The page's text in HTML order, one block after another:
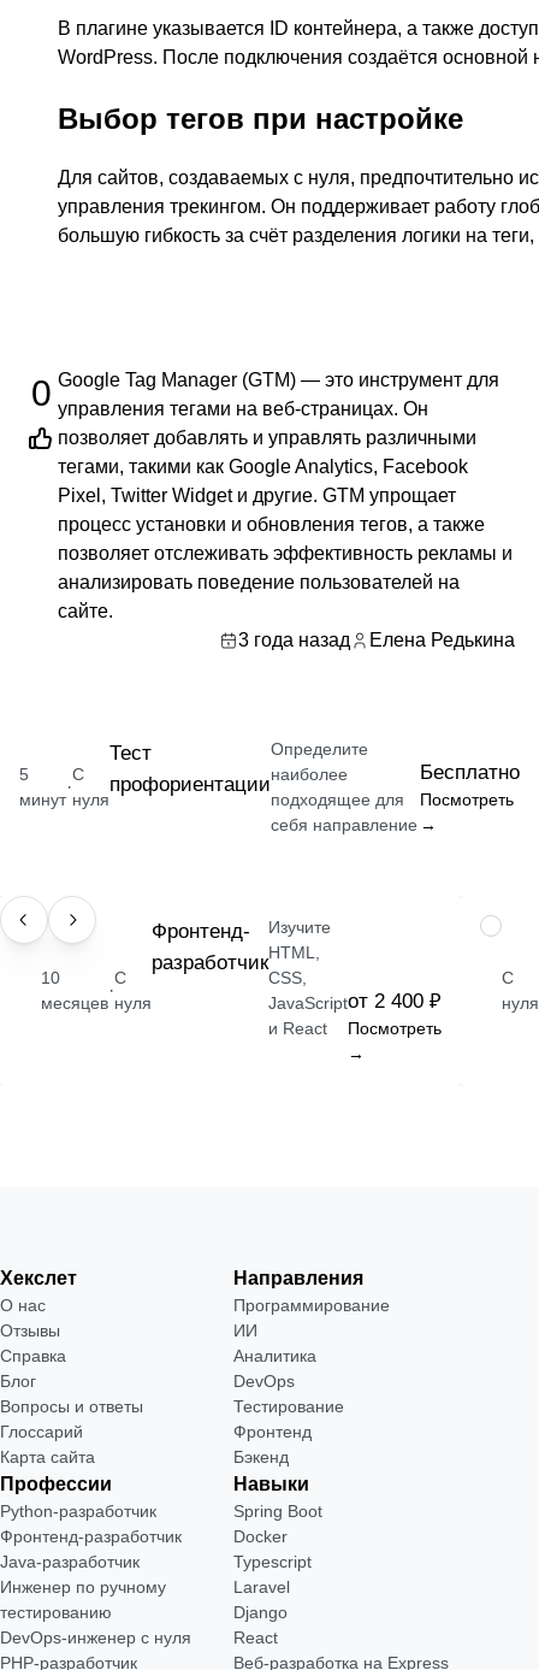
В плагине указывается ID контейнера, а также
WordPress. После подключения создаётся основной
Выбор тегов при настройке
Для сайтов, создаваемых с нуля, предпочтительно
управления трекингом. Он поддерживает работу
большую гибкость за счёт разделения логики на
0 Google Tag Manager (GTM) — это инструмент для
управления тегами на веб-страницах. Он
позволяет добавлять и управлять различными
тегами, такими как Google Analytics, Facebook
Pixel, Twitter Widget и другие. GTM упрощает
процесс установки и обновления тегов, а также
позволяет отслеживать эффективность рекламы и
анализировать поведение пользователей на
сайте.
3 года назад
Елена Редькина
5
минут
·
С
нуля
Тест
профориентации
Определите
наиболее
подходящее для
себя направление
Бесплатно
Посмотреть
→
ПРОФЕССИЯ
10
месяцев
·
С
нуля
Фронтенд-
разработчик
Изучите
HTML,
CSS,
JavaScript
и React
от 2 400 ₽
Посмотреть
→
НАВЫК
С
нуля
Хекслет
О нас
Отзывы
Справка
Блог
Вопросы и ответы
Глоссарий
Карта сайта
Направления
Программирование
ИИ
Аналитика
DevOps
Тестирование
Фронтенд
Бэкенд
Профессии
Python-разработчик
Фронтенд-разработчик
Java-разработчик
Инженер по ручному
тестированию
DevOps-инженер с нуля
РНР-разработчик
Навыки
Spring Boot
Docker
Typescript
Laravel
Django
React
Веб-разработка на Express